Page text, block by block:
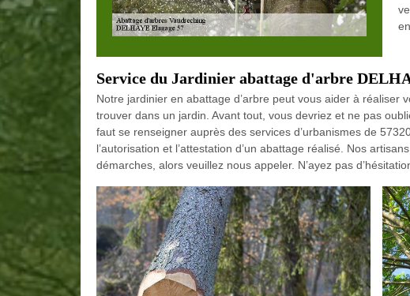
Service du Jardinier abattage d'arbre
Notre jardinier en abattage d’arbre peut vous aider à réaliser
trouver dans un jardin. Avant tout, vous devriez et ne pas
faut se renseigner auprès des services d’urbanismes de
l’autorisation et l’attestation d’un abattage réalisé. Nos
démarches, alors veuillez nous appeler. N’ayez pas